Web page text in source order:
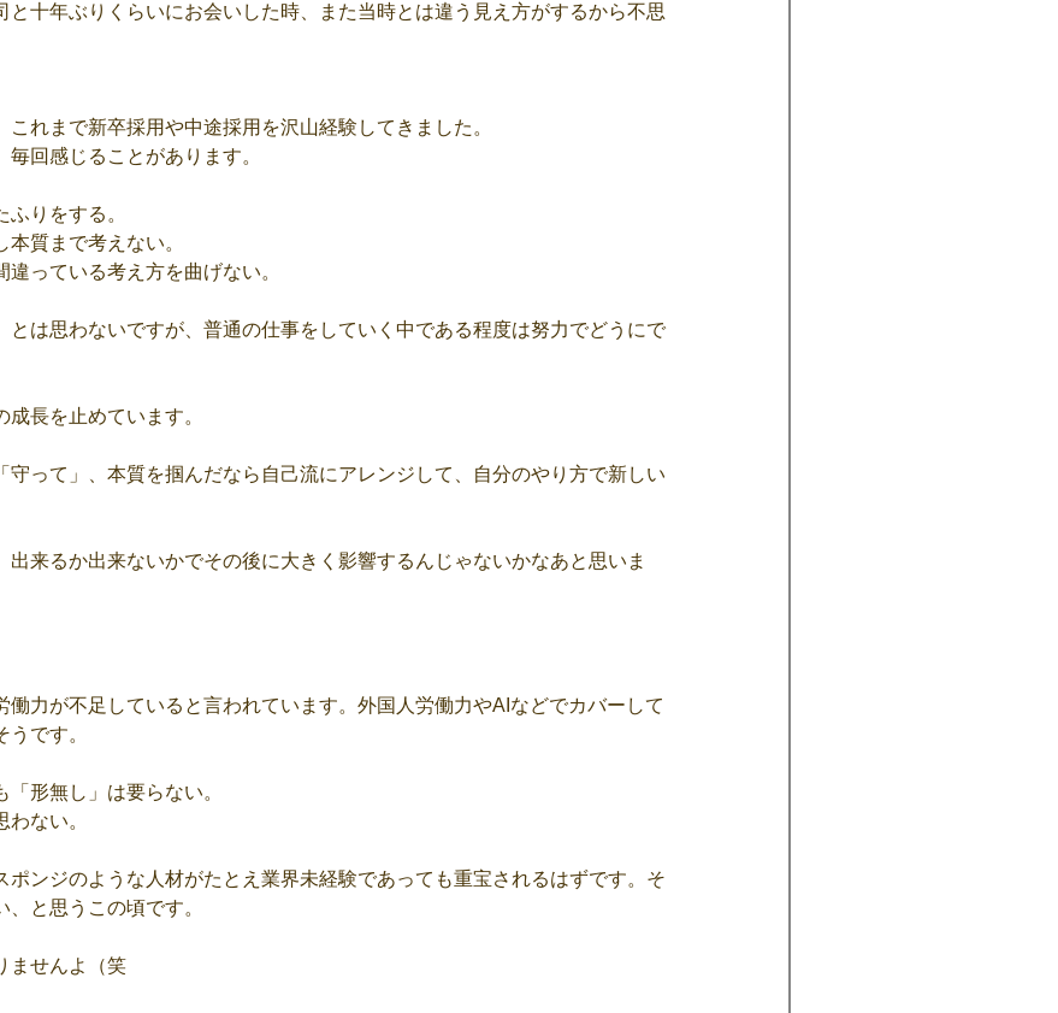
と十年ぶりくらいにお会いした時、また当時とは違う見え方がするから不思
れまで新卒採用や中途採用を沢山経験してきました。
回感じることがあります。
りをする。
質まで考えない。
違っている考え方を曲げない。
とは思わないですが、普通の仕事をしていく中である程度は努力でどうにで
長を止めています。
守って」、本質を掴んだなら自己流にアレンジして、自分のやり方で新しい
出来るか出来ないかでその後に大きく影響するんじゃないかなあと思いま
働力が不足していると言われています。外国人労働力やAIなどでカバーして
です。
形無し」は要らない。
ない。
ポンジのような人材がたとえ業界未経験であっても重宝されるはずです。そ
と思うこの頃です。
ませんよ（笑